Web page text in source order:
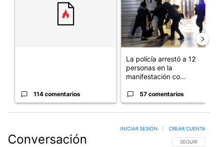
114 comentarios
La policía arrestó a 12
personas en la
manifestación co...
57 comentarios
Conversación SIGA ESTA
SEGUIR
INICIAR SESIÓN CREAR CUENTA